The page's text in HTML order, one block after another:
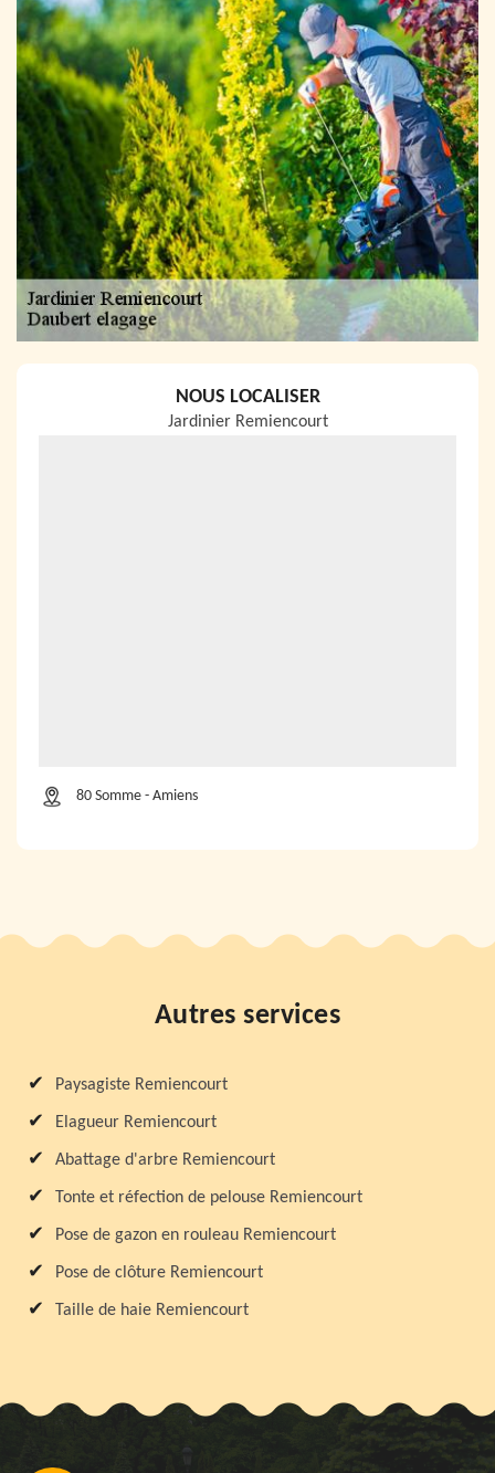
NOUS LOCALISER
Jardinier Remiencourt
80 Somme - Amiens
Autres services
Paysagiste Remiencourt
Elagueur Remiencourt
Abattage d'arbre Remiencourt
Tonte et réfection de pelouse Remiencourt
Pose de gazon en rouleau Remiencourt
Pose de clôture Remiencourt
Taille de haie Remiencourt